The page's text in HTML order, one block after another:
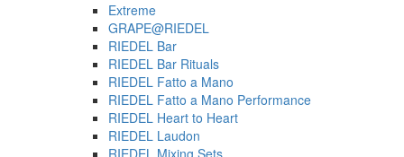
Extreme
GRAPE@RIEDEL
RIEDEL Bar
RIEDEL Bar Rituals
RIEDEL Fatto a Mano
RIEDEL Fatto a Mano Performance
RIEDEL Heart to Heart
RIEDEL Laudon